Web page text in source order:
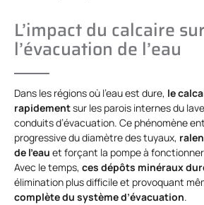
L’impact du calcaire sur
l’évacuation de l’eau
Dans les régions où l’eau est dure, le
rapidementsur les parois internes du
conduits d’évacuation. Ce phénomène
progressive du diamètre des tuyaux,
de l’eau et forçant la pompe à
Avec le temps, ces dépôts minéraux
élimination plus difficile et provoquant
complète du système d’évacuation.